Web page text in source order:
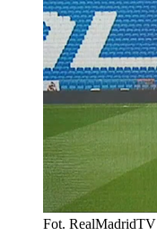
Fot. RealMadridTV